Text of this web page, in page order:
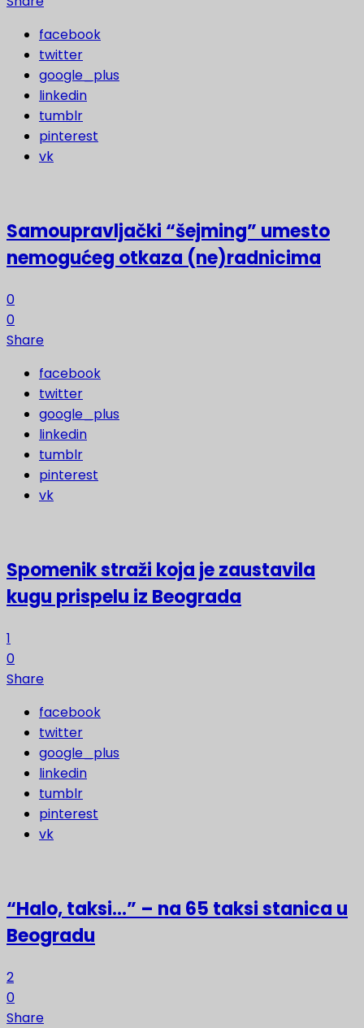
facebook
twitter
google_plus
linkedin
tumblr
pinterest
vk
Samoupravljački “šejming” umesto
nemogućeg otkaza (ne)radnicima
0
0
Share
facebook
twitter
google_plus
linkedin
tumblr
pinterest
vk
Spomenik straži koja je zaustavila
kugu prispelu iz Beograda
1
0
Share
facebook
twitter
google_plus
linkedin
tumblr
pinterest
vk
“Halo, taksi…” – na 65 taksi stanica u
Beogradu
2
0
Share